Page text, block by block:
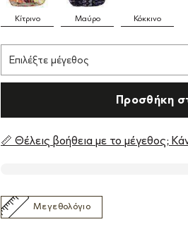
Κίτρινο Μαύρο Κόκκινο
Προσθήκη
📏 Θέλεις βοήθεια με το μέγεθος;
Μεγεθολόγιο